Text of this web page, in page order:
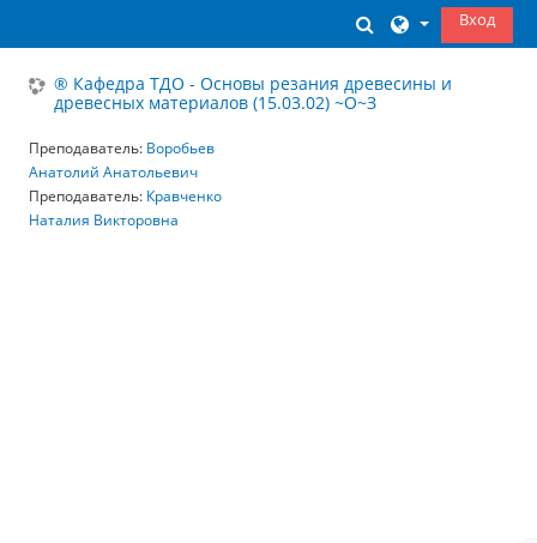
ИзменитьВход
® Кафедра ТДО - Основы резания древесины и
древесных материалов (15.03.02) ~О~З
Преподаватель: Воробьев
Анатолий Анатольевич
Преподаватель: Кравченко
Наталия Викторовна